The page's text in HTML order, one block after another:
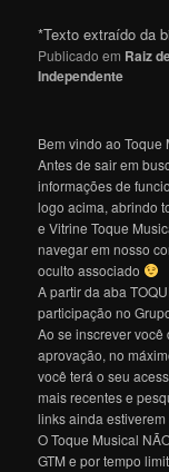
*Texto extraído da
Publicado em Raiz
Independente
Bem vindo ao Toque
Antes de sair em
informações de
logo acima, abrindo
e Vitrine Toque
navegar em nosso
oculto associado
A partir da aba
participação no
Ao se inscrever
aprovação, no
você terá o seu
mais recentes e
links ainda estiverem
O Toque Musical
GTM e por tempo